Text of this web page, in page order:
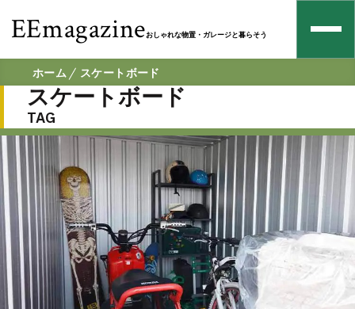
EEmagazineおしゃれな物置・ガレージと暮らそう
ホーム スケートボード
スケートボード
TAG